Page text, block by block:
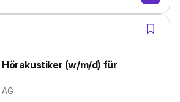
Hörakustiker (w/m/d) für